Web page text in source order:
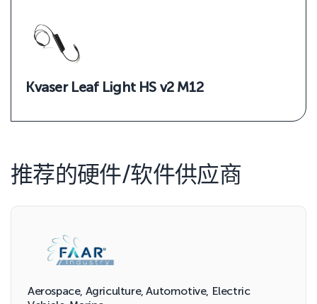
Kvaser Leaf Light HS v2 M12
推荐的硬件/软件供应商
Aerospace, Agriculture, Automotive, Electric